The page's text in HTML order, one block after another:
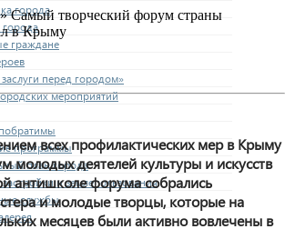
города
граждане
заслуги перед городом»
мероприятий
программы
план города
и землепользования
службы
Самый творческий форум страны
в Крыму
всех профилактических мерв Крыму
молодых деятелей культуры и искусств
антишколе форума собрались
и молодые творцы, которые на
месяцев были активно вовлечены в